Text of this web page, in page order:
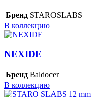
Бренд STAROSLABS
В коллекцию
NEXIDE
Бренд Baldocer
В коллекцию